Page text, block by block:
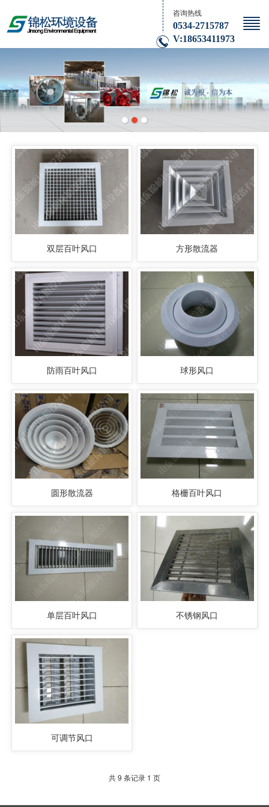
咨询热线
0534-2715787
V:18653411973
双层百叶风口 方形散流器
防雨百叶风口 球形风口
圆形散流器 格栅百叶风口
单层百叶风口 不锈钢风口
可调节风口
共 9 条记录 1 页